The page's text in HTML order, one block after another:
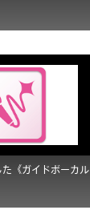
《ガイドボーカル